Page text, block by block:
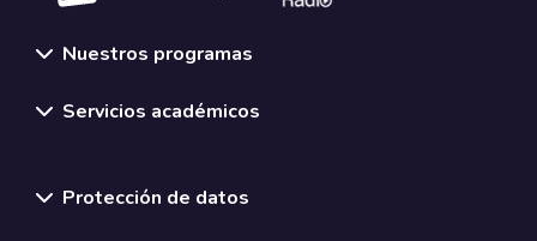
Nuestros programas
Servicios académicos
Protección de datos